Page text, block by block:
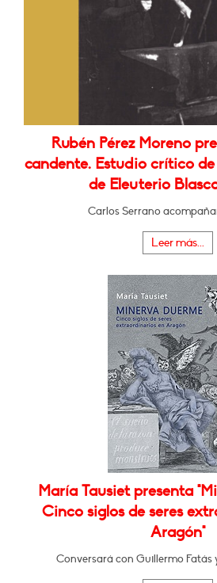
Rubén Pérez Moreno
candente. Estudio crítico
de Eleuterio
Carlos Serrano
Leer más...
María Tausiet presenta
Cinco siglos de seres
Aragón"
Conversará con Guillermo Fatás